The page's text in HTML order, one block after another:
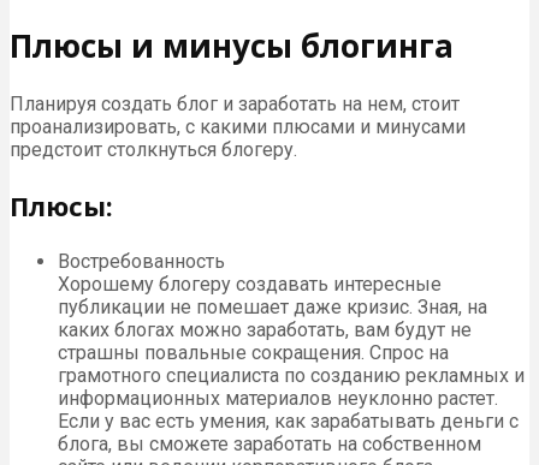
Плюсы и минусы блогинга
Планируя создать блог и заработать на нем, стоит
проанализировать, с какими плюсами и минусами
предстоит столкнуться блогеру.
Плюсы:
Востребованность
Хорошему блогеру создавать интересные
публикации не помешает даже кризис. Зная, на
каких блогах можно заработать, вам будут не
страшны повальные сокращения. Спрос на
грамотного специалиста по созданию рекламных и
информационных материалов неуклонно растет.
Если у вас есть умения, как зарабатывать деньги с
блога, вы сможете заработать на собственном